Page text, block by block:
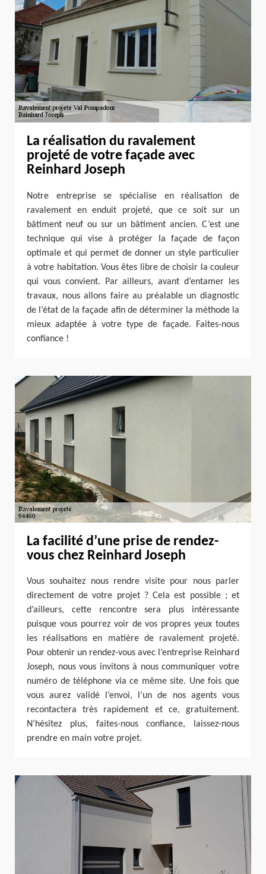
La réalisation du ravalement
projeté de votre façade avec
Reinhard Joseph
Notre entreprise se spécialise en réalisation de
ravalement en enduit projeté, que ce soit sur un
bâtiment neuf ou sur un bâtiment ancien. C’est une
technique qui vise à protéger la façade de façon
optimale et qui permet de donner un style particulier
à votre habitation. Vous êtes libre de choisir la couleur
qui vous convient. Par ailleurs, avant d’entamer les
travaux, nous allons faire au préalable un diagnostic
de l’état de la façade afin de déterminer la méthode la
mieux adaptée à votre type de façade. Faites-nous
confiance !
La facilité d’une prise de rendez-
vous chez Reinhard Joseph
Vous souhaitez nous rendre visite pour nous parler
directement de votre projet ? Cela est possible ; et
d’ailleurs, cette rencontre sera plus intéressante
puisque vous pourrez voir de vos propres yeux toutes
les réalisations en matière de ravalement projeté.
Pour obtenir un rendez-vous avec l’entreprise Reinhard
Joseph, nous vous invitons à nous communiquer votre
numéro de téléphone via ce même site. Une fois que
vous aurez validé l’envoi, l’un de nos agents vous
recontactera très rapidement et ce, gratuitement.
N’hésitez plus, faites-nous confiance, laissez-nous
prendre en main votre projet.